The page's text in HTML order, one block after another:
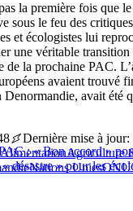
la première fois que
sous le feu des
et écologistes lui
une véritable transition
de la prochaine PAC.
avaient trouvé
Denormandie, avait été
: « Bon accord »
désastre » pour les
Dernière mise à
Agriculture
Nations UniesONU